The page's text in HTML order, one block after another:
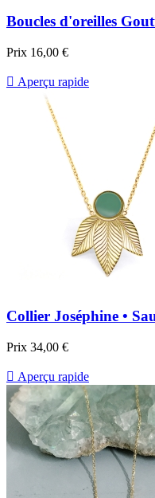
Boucles d'oreilles
Prix 16,00 €
 Aperçu rapide
Collier Joséphine •
Prix 34,00 €
 Aperçu rapide